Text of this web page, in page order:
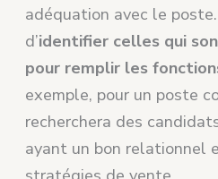
adéquation avec le
d’identifier celles qui
pour remplir les
exemple, pour un poste
recherchera des
ayant un bon relationnel